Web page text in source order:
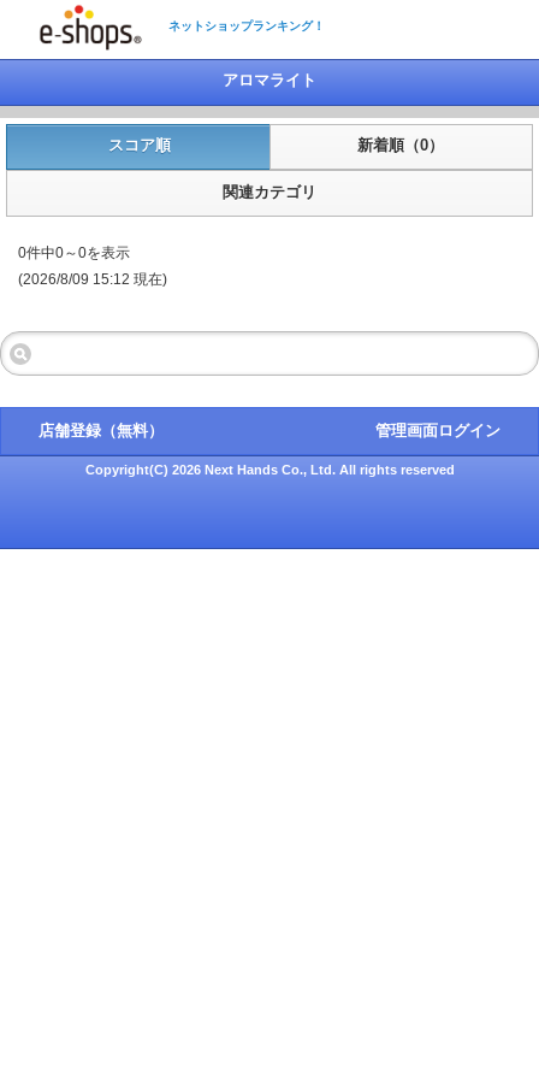
ネットショップランキング！
アロマライト
スコア順 新着順（0）
関連カテゴリ
0件中0～0を表示
(2026/8/09 15:12 現在)
店舗登録（無料） 管理画面ログイン
Copyright(C) 2026 Next Hands Co., Ltd. All rights reserved